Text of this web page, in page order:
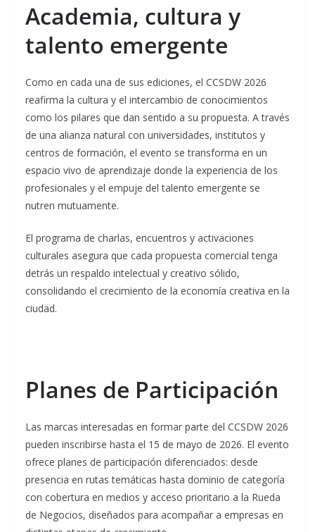
Academia, cultura y
talento emergente
Como en cada una de sus ediciones, el CCSDW 2026
reafirma la cultura y el intercambio de conocimientos
como los pilares que dan sentido a su propuesta. A través
de una alianza natural con universidades, institutos y
centros de formación, el evento se transforma en un
espacio vivo de aprendizaje donde la experiencia de los
profesionales y el empuje del talento emergente se
nutren mutuamente.
El programa de charlas, encuentros y activaciones
culturales asegura que cada propuesta comercial tenga
detrás un respaldo intelectual y creativo sólido,
consolidando el crecimiento de la economía creativa en la
ciudad.
Planes de Participación
Las marcas interesadas en formar parte del CCSDW 2026
pueden inscribirse hasta el 15 de mayo de 2026. El evento
ofrece planes de participación diferenciados: desde
presencia en rutas temáticas hasta dominio de categoría
con cobertura en medios y acceso prioritario a la Rueda
de Negocios, diseñados para acompañar a empresas en